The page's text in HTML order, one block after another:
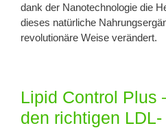
dank der Nanotechnologie die
dieses natürliche
revolutionäre Weise verändert.
Lipid Control Plus
den richtigen LDL-